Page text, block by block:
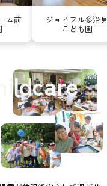
ム前 ジョイフル多治
こども園